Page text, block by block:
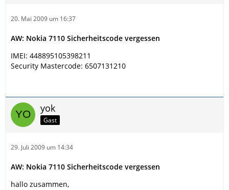
20. Mai 2009 um 16:37
AW: Nokia 7110 Sicherheitscode vergessen
IMEI: 448895105398211
Security Mastercode: 6507131210
yok
Gast
29. Juli 2009 um 14:34
AW: Nokia 7110 Sicherheitscode vergessen
hallo zusammen,